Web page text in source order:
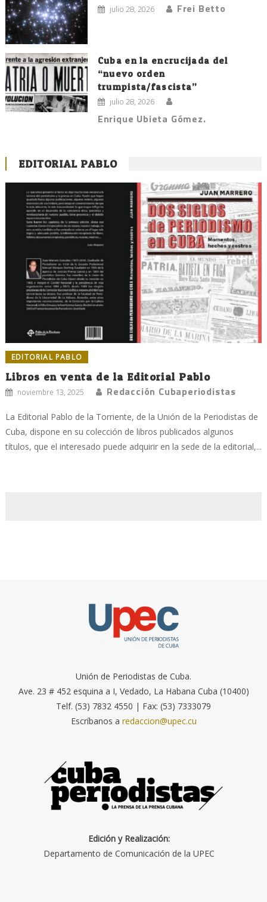
julio 28, 2026 Frei Betto
Cuba en la encrucijada del
“nuevo orden
trumpista/fascista”
julio 28, 2026
Enrique Ubieta Gómez.
EDITORIAL PABLO
EDITORIAL PABLO
Libros en venta de la Editorial Pablo
noviembre 13, 2025 Redacción Cubaperiodistas
La Editorial Pablo de la Torriente, de la Unión de la Periodistas de
Cuba, dispone en su colección de libros publicados algunos
títulos, que el interesado puede adquirir en la sede de la editorial,...
Unión de Periodistas de Cuba.
Ave. 23 # 452 esquina a I, Vedado, La Habana Cuba (10400)
Telf. (53) 7832 4550 | Fax: (53) 7333079
Escríbanos a redaccion@upec.cu
Edición y Realización:
Departamento de Comunicación de la UPEC